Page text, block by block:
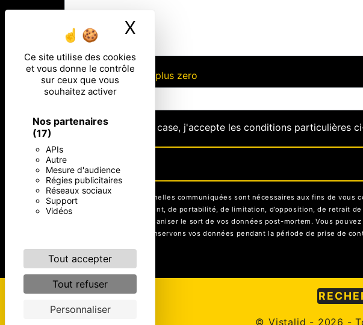
Ce site utilise des cookies
et vous donne le contrôle
sur ceux que vous
souhaitez activer
Nos partenaires
(17)
APIs
Autre
Mesure d'audience
Régies publicitaires
Réseaux sociaux
Support
Vidéos
Tout accepter
Tout refuser
Personnaliser
X
Combien font deux plus zero
En cochant cette case, j'accepte les conditions particulières
** Les données personnelles communiquées sont nécessaires aux fins de vous
rectification, d’effacement, de portabilité, de limitation, d’opposition, de retrait
contrôle, ainsi que d’organiser le sort de vos données post-mortem. Vous
être demandé. Nous conservons vos données pendant la période de prise de
© Vistalid - 2026 -